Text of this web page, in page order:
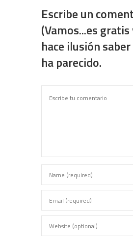
Escribe un
(Vamos...es gratis
hace ilusión
ha parecido.